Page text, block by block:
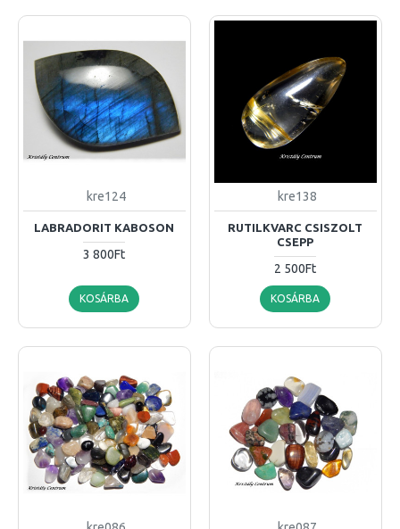
kre124
LABRADORIT KABOSON
3 800Ft
KOSÁRBA
kre138
RUTILKVARC CSISZOLT
CSEPP
2 500Ft
KOSÁRBA